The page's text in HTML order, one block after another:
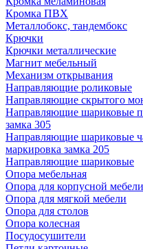
Кромка ПВХ
Металлобокс, тандембокс
Крючки
Крючки металлические
Магнит мебельный
Механизм открывания
Направляющие роликовые
Направляющие скрытого
Направляющие шариковые
замка 305
Направляющие шариковые
маркировка замка 205
Направляющие шариковые
Опора мебельная
Опора для корпусной мебели
Опора для мягкой мебели
Опора для столов
Опора колесная
Посудосушители